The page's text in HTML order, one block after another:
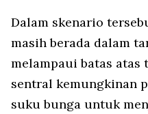
Dalam skenario
masih berada dalam
melampaui batas atas
sentral kemungkinan
suku bunga untuk